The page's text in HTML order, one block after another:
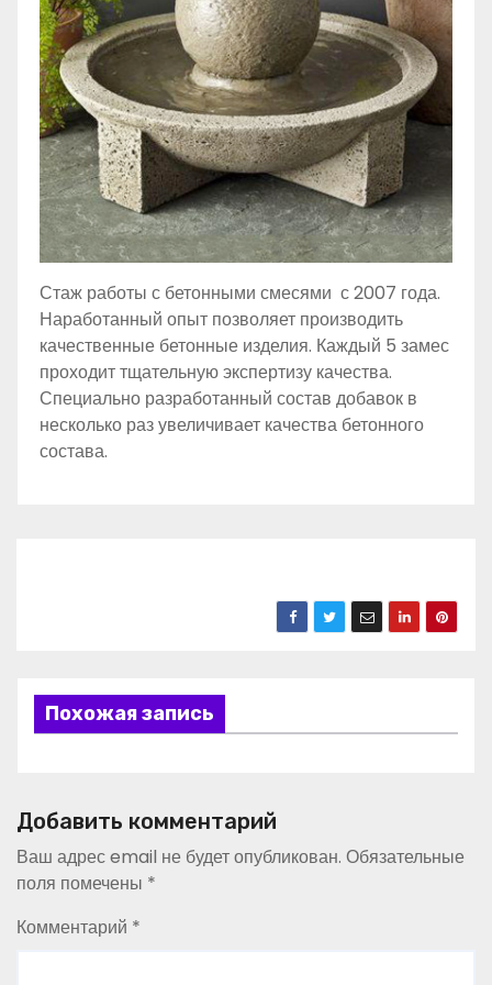
Стаж работы с бетонными смесями с 2007 года.
Наработанный опыт позволяет производить
качественные бетонные изделия. Каждый 5 замес
проходит тщательную экспертизу качества.
Специально разработанный состав добавок в
несколько раз увеличивает качества бетонного
состава.
Похожая запись
Добавить комментарий
Ваш адрес email не будет опубликован. Обязательные
поля помечены *
Комментарий *